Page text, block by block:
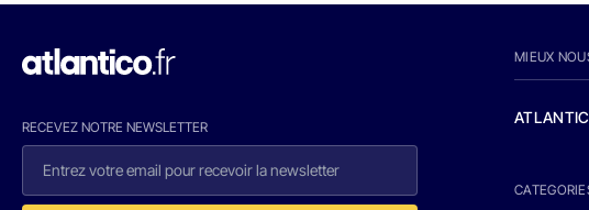
RECEVEZ NOTRE NEWSLETTER
MIEUX